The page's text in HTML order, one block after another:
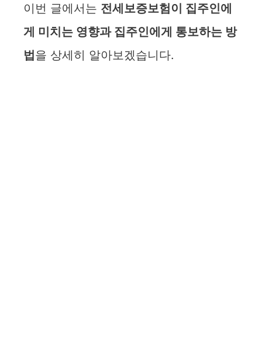
이번 글에서는 전세보증보험이 집주인에
게 미치는 영향과 집주인에게 통보하는 방
법을 상세히 알아보겠습니다.